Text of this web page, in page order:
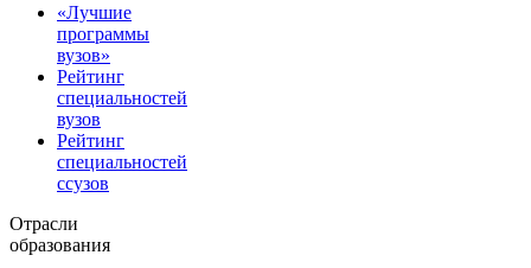
«Лучшие
программы
вузов»
Рейтинг
специальностей
вузов
Рейтинг
специальностей
ссузов
Отрасли
образования